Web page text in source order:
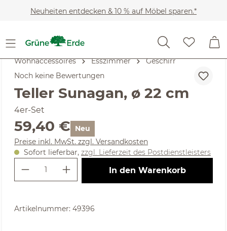
Zum Hauptinhalt springen
Neuheiten entdecken & 10 % auf Möbel sparen.*
Wohnaccessoires Esszimmer
Geschirr
Noch keine Bewertungen
Teller Sunagan, ø 22 cm
4er-Set
Regulärer Preis:
59,40 €
Neu
Preise inkl. MwSt. zzgl. Versandkosten
Sofort lieferbar, zzgl. Lieferzeit des Postdienstleisters
Produkt Anzahl: Gib den
In den Warenkorb
Artikelnummer: 49396